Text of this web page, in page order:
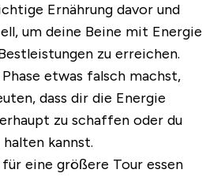
Ernährung davor und
um deine Beine mit Energie
zu erreichen.
etwas falsch machst,
dass dir die Energie
zu schaffen oder du
kannst.
für eine größere Tour essen